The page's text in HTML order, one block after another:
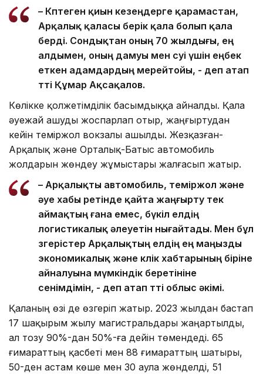
– Көптеген қиын кезеңдерге қарамастан,
Арқалық қаласы берік қала болып қала
берді. Сондықтан оның 70 жылдығы, ең
алдымен, оның дамуы мен өсуі үшін еңбек
еткен адамдардың мерейтойы, - деп атап
өтті Құмар Ақсақалов.
Көлікке қолжетімділік басымдыққа айналды. Қала
әуежай ашуды жоспарлап отыр, жаңғыртудан
кейін теміржол вокзалы ашылды. Жезқазған-
Арқалық және Орталық-Батыс автомобиль
жолдарын жөндеу жұмыстары жалғасып жатыр.
– Арқалықты автомобиль, теміржол және
әуе хабы ретінде қайта жаңғырту тек
аймақтың ғана емес, бүкіл елдің
логистикалық әлеуетін нығайтады. Мен бұл
өзгерістер Арқалықтың елдің ең маңызды
экономикалық және көлік хабтарының біріне
айналуына мүмкіндік беретініне
сенімдімін, - деп атап өтті облыс әкімі.
Қаланың өзі де өзгеріп жатыр. 2023 жылдан бастап
17 шақырым жылу магистральдары жаңартылды,
ал тозу 90%-дан 50%-ға дейін төмендеді. 65
ғимараттың қасбеті мен 88 ғимараттың шатыры,
50-ден астам көше мен 30 аула жөнделді, 51